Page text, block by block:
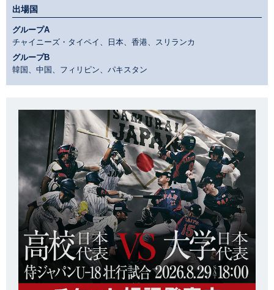
出場国
グループA
チャイニーズ・タイペイ、日本、香港、スリランカ
グループB
韓国、中国、フィリピン、パキスタン